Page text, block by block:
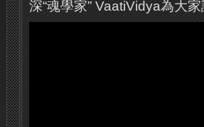
深“魂學家” VaatiVidya為大